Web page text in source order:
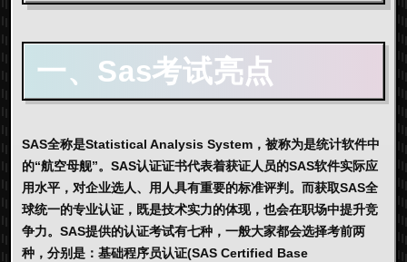
一、Sas考试亮点
SAS全称是Statistical Analysis System，被称为是统计软件中
的“航空母舰”。SAS认证证书代表着获证人员的SAS软件实际应
用水平，对企业选人、用人具有重要的标准评判。而获取SAS全
球统一的专业认证，既是技术实力的体现，也会在职场中提升竞
争力。SAS提供的认证考试有七种，一般大家都会选择考前两
种，分别是：基础程序员认证(SAS Certified Base